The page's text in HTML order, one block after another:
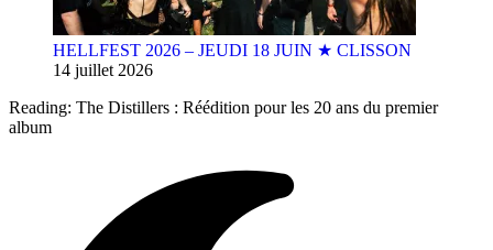
HELLFEST 2026 – JEUDI 18 JUIN ★ CLISSON
14 juillet 2026
Reading: The Distillers : Réédition pour les 20 ans du premier
album